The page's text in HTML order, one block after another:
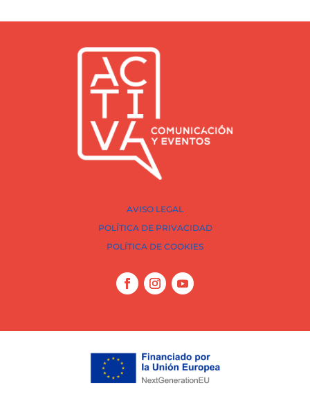
AVISO LEGAL
POLÍTICA DE PRIVACIDAD
POLÍTICA DE COOKIES